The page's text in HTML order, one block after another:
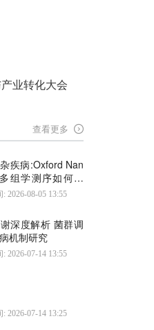
业转化大会
查看更多
疾病:Oxford Nan
组学测序如何揭
制
2026-08-05 13:55
深度解析 菌群调
机制研究
2026-07-14 13:55
2026-07-14 13:25